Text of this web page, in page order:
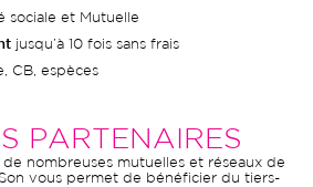
sociale et Mutuelle
jusqu’à 10 fois sans frais
CB, espèces
PARTENAIRES
nombreuses mutuelles et réseaux de
vous permet de bénéficier du tiers-